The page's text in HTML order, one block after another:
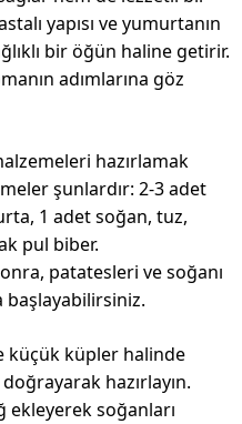
yapısı ve yumurtanın
bir öğün haline getirir.
adımlarına göz
hazırlamak
şunlardır: 2-3 adet
1 adet soğan, tuz,
pul biber.
patatesleri ve soğanı
başlayabilirsiniz.
küçük küpler halinde
hazırlayın.
ekleyerek soğanları